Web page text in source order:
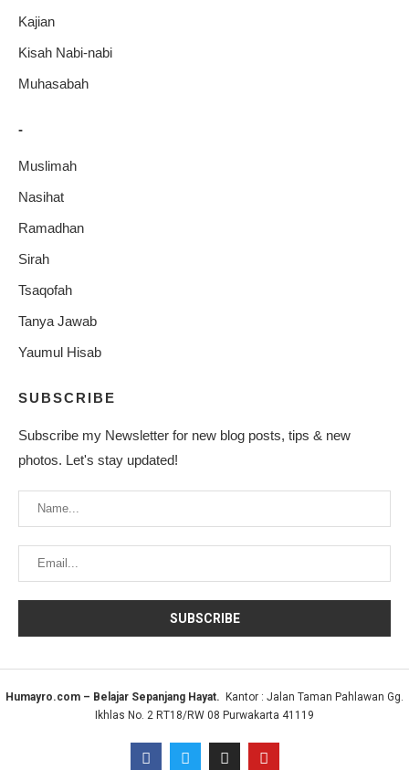
Kajian
Kisah Nabi-nabi
Muhasabah
-
Muslimah
Nasihat
Ramadhan
Sirah
Tsaqofah
Tanya Jawab
Yaumul Hisab
SUBSCRIBE
Subscribe my Newsletter for new blog posts, tips & new
photos. Let's stay updated!
Humayro.com – Belajar Sepanjang Hayat. Kantor : Jalan Taman Pahlawan Gg.
Ikhlas No. 2 RT18/RW 08 Purwakarta 41119